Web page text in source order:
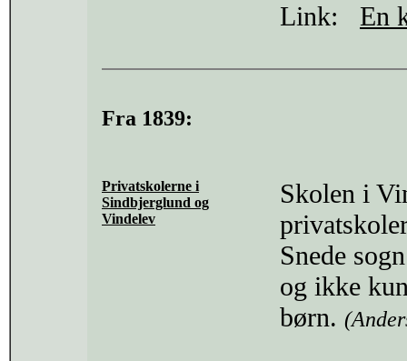
Link: En
Fra 1839:
Privatskolerne i
Sindbjerglund og
Vindelev
Skolen i
Snede
og ikke
børn.